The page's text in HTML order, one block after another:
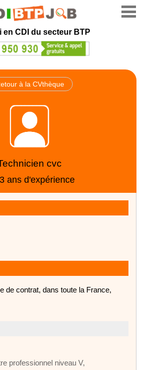
en CDI du secteur BTP
à la CVthèque
cvc
ans d'expérience
de contrat, dans toute la France,
professionnel niveau V,